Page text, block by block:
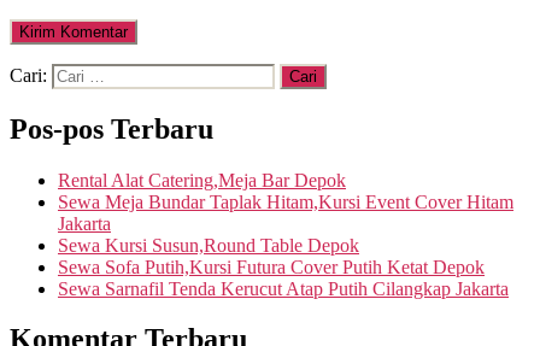
Cari:
Pos-pos Terbaru
Rental Alat Catering,Meja Bar Depok
Sewa Meja Bundar Taplak Hitam,Kursi Event Cover Hitam
Jakarta
Sewa Kursi Susun,Round Table Depok
Sewa Sofa Putih,Kursi Futura Cover Putih Ketat Depok
Sewa Sarnafil Tenda Kerucut Atap Putih Cilangkap Jakarta
Komentar Terbaru